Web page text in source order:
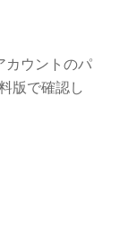
カウントのパ
版で確認し